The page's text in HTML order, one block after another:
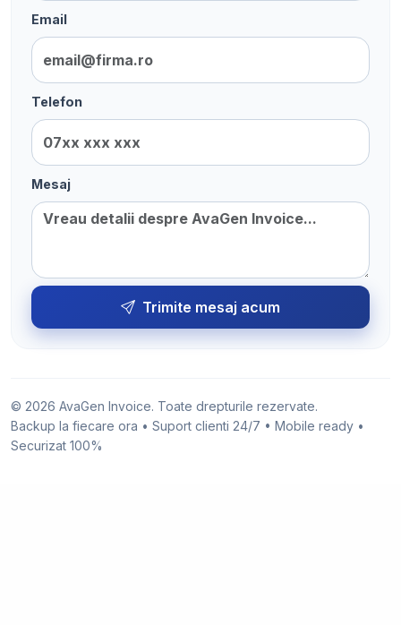
Email
Telefon
Mesaj
Trimite mesaj acum
© 2026 AvaGen Invoice. Toate drepturile rezervate.
Backup la fiecare ora • Suport clienti 24/7 • Mobile ready •
Securizat 100%